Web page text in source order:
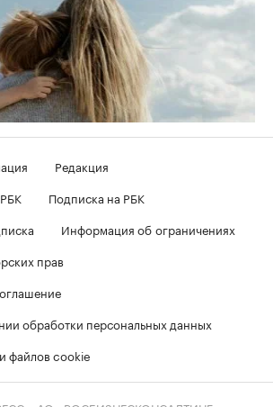
Редакция
Подписка на РБК
Информация об ограничениях
прав
обработки персональных данных
файлов cookie